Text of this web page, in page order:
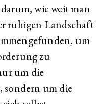
wie weit man
ruhigen Landschaft
um
zu
um die
um die